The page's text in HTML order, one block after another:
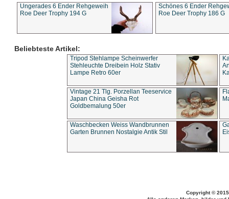
Ungerades 6 Ender Rehgeweih
Roe Deer Trophy 194 G
Schönes 6 Ender
Roe Deer Trophy 186 G
Beliebteste Artikel:
Tripod Stehlampe Scheinwerfer
Stehleuchte Dreibein Holz Stativ
Lampe Retro 60er
Vintage 21 Tlg. Porzellan Teeservice
Japan China Geisha Rot
Goldbemalung 50er
Waschbecken Weiss Wandbrunnen
Garten Brunnen Nostalgie Antik Stil
Copyright ©